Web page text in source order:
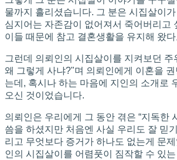
물까지 흘리셨습니다. 그 분은 시집살이
심지어는 자존감이 없어져서 죽어버리고
이들 때문에 참고 결혼생활을 유지해 왔
그런데 의뢰인의 시집살이를 지켜보던
왜 그렇게 사냐?"며 의뢰인에게 이혼을
는데, 혹시나 하는 마음에 지인의 소개로
오신 것이었습니다.
의뢰인은 우리에게 그 동안 겪은 “지독한
씀을 하셨지만 처음엔 사실 우리도 잘 믿
리고 무엇보다 증거가 하나도 없는게 문
인의 시집살이를 어렴풋이 짐작할 수 있